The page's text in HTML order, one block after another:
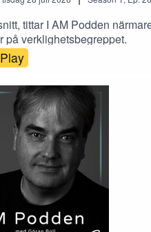
tittar I AM Podden
på verklighetsbegreppet.
Play